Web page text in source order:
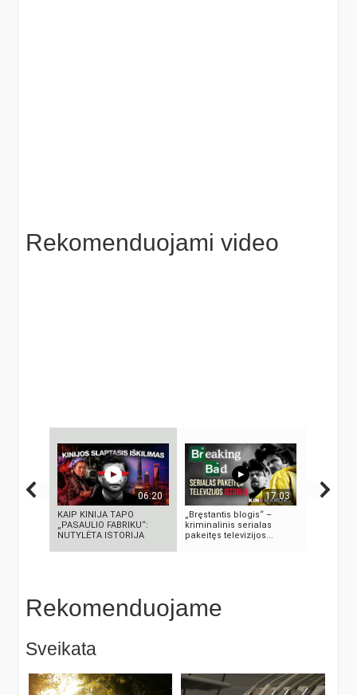
Rekomenduojami video
06:20
KAIP KINIJA TAPO
„PASAULIO FABRIKU“:
NUTYLĖTA ISTORIJA
17:03
„Bręstantis blogis“ –
kriminalinis serialas
pakeitęs televizijos...
Rekomenduojame
Sveikata